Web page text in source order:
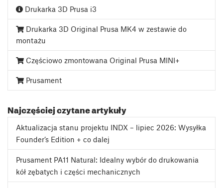
Drukarka 3D Prusa i3
Drukarka 3D Original Prusa MK4 w zestawie do
montażu
Częściowo zmontowana Original Prusa MINI+
Prusament
Najczęściej czytane artykuły
Aktualizacja stanu projektu INDX – lipiec 2026: Wysyłka
Founder’s Edition + co dalej
Prusament PA11 Natural: Idealny wybór do drukowania
kół zębatych i części mechanicznych